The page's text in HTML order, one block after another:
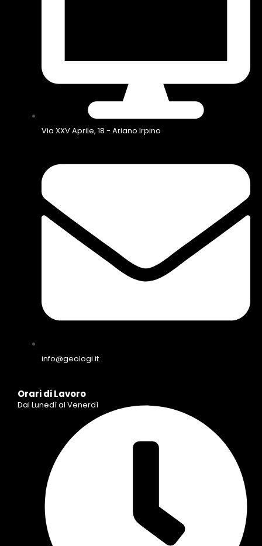
Via XXV Aprile, 18 - Ariano Irpino
info@geologi.it
Orari di Lavoro
Dal Lunedì al Venerdì